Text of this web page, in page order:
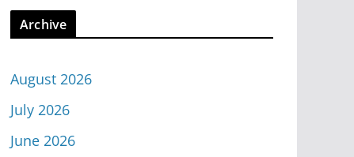
Archive
August 2026
July 2026
June 2026